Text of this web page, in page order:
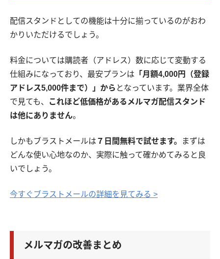
配信スタンドとしての機能は十分に揃っているのがおわ
かりいただけるでしょう。
料金については購読者（アドレス）数に応じて変動する
仕組みになっており、最安プランは 「月額4,000円（登録
アドレス5,000件まで）」から となっています。業界全体
で見ても、
これほど低価格があるメルマガ配信スタンド
は他にありません。
しかもブラストメールは ７日間無料で試せます。
まずは
どんな使い心地なのか、実際に触って確かめてみると良
いでしょう。
今すぐブラストメールの詳細を見てみる >
メルマガの改善まとめ